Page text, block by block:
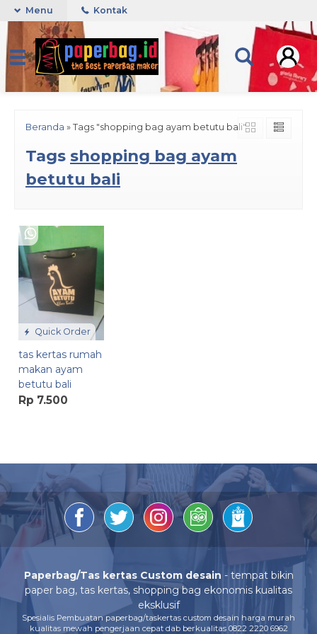
Menu Kontak
Beranda » Tags "shopping bag ayam betutu bali"
Tags shopping bag ayam
betutu bali
Quick Order
tas kertas rumah
makan ayam
betutu bali
Rp 7.500
Paperbag/Tas kertas Custom desain - tempat bikin
paper bag, tas kertas, shopping bag ekonomis kualitas
eksklusif
Spesialis Pembuatan paperbag/taskertas custom desain harga murah
kualitas mewah pengerjaan cepat dab berkualitas 0822 2220 6962